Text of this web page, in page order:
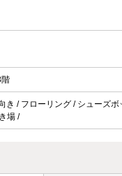
/ フローリング / シューズ
場 /